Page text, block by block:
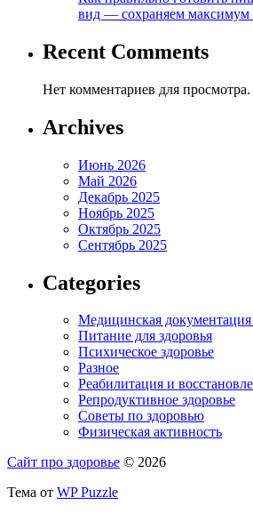
вид — сохраняем максимум
Recent Comments
Нет комментариев для просмотра.
Archives
Июнь 2026
Май 2026
Декабрь 2025
Ноябрь 2025
Октябрь 2025
Сентябрь 2025
Categories
Медицинская документация
Питание для здоровья
Психическое здоровье
Разное
Реабилитация и
Репродуктивное здоровье
Советы по здоровью
Физическая активность
Сайт про здоровье © 2026
Тема от WP Puzzle